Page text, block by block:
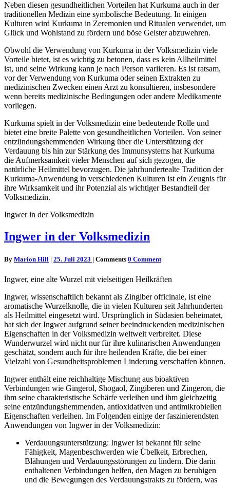
Neben diesen gesundheitlichen Vorteilen hat Kurkuma auch in der
traditionellen Medizin eine symbolische Bedeutung. In einigen
Kulturen wird Kurkuma in Zeremonien und Ritualen verwendet, um
Glück und Wohlstand zu fördern und böse Geister abzuwehren.
Obwohl die Verwendung von Kurkuma in der Volksmedizin viele
Vorteile bietet, ist es wichtig zu betonen, dass es kein Allheilmittel
ist, und seine Wirkung kann je nach Person variieren. Es ist ratsam,
vor der Verwendung von Kurkuma oder seinen Extrakten zu
medizinischen Zwecken einen Arzt zu konsultieren, insbesondere
wenn bereits medizinische Bedingungen oder andere Medikamente
vorliegen.
Kurkuma spielt in der Volksmedizin eine bedeutende Rolle und
bietet eine breite Palette von gesundheitlichen Vorteilen. Von seiner
entzündungshemmenden Wirkung über die Unterstützung der
Verdauung bis hin zur Stärkung des Immunsystems hat Kurkuma
die Aufmerksamkeit vieler Menschen auf sich gezogen, die
natürliche Heilmittel bevorzugen. Die jahrhundertealte Tradition der
Kurkuma-Anwendung in verschiedenen Kulturen ist ein Zeugnis für
ihre Wirksamkeit und ihr Potenzial als wichtiger Bestandteil der
Volksmedizin.
Ingwer in der Volksmedizin
Ingwer in der Volksmedizin
By Marion Hill | 25. Juli 2023 | Comments 0 Comment
Ingwer, eine alte Wurzel mit vielseitigen Heilkräften
Ingwer, wissenschaftlich bekannt als Zingiber officinale, ist eine
aromatische Wurzelknolle, die in vielen Kulturen seit Jahrhunderten
als Heilmittel eingesetzt wird. Ursprünglich in Südasien beheimatet,
hat sich der Ingwer aufgrund seiner beeindruckenden medizinischen
Eigenschaften in der Volksmedizin weltweit verbreitet. Diese
Wunderwurzel wird nicht nur für ihre kulinarischen Anwendungen
geschätzt, sondern auch für ihre heilenden Kräfte, die bei einer
Vielzahl von Gesundheitsproblemen Linderung verschaffen können.
Ingwer enthält eine reichhaltige Mischung aus bioaktiven
Verbindungen wie Gingerol, Shogaol, Zingiberen und Zingeron, die
ihm seine charakteristische Schärfe verleihen und ihm gleichzeitig
seine entzündungshemmenden, antioxidativen und antimikrobiellen
Eigenschaften verleihen. Im Folgenden einige der faszinierendsten
Anwendungen von Ingwer in der Volksmedizin:
Verdauungsunterstützung: Ingwer ist bekannt für seine
Fähigkeit, Magenbeschwerden wie Übelkeit, Erbrechen,
Blähungen und Verdauungsstörungen zu lindern. Die darin
enthaltenen Verbindungen helfen, den Magen zu beruhigen
und die Bewegungen des Verdauungstrakts zu fördern, was